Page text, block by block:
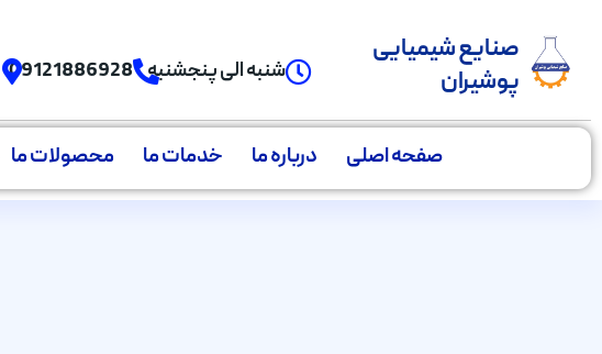
صنایع شیمیایی
پوشیران
شنبه الی پنجشنبه 09121886928
صفحه اصلی درباره ما خدمات ما محصولات ما